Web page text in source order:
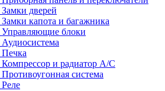
Замки дверей
Замки капота и багажника
Управляющие блоки
Аудиосистема
Печка
Компрессор и радиатор А/C
Противоугонная система
Реле